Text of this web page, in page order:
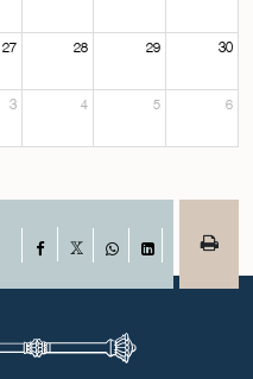
27 28 29 30
3 4 5 6
Facebook